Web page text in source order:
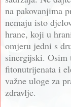
na pakovanjima
nemaju isto
hrane, koji u
omjeru jedni s
sinergijski. Osim
fitonutrijenata i
važne uloge za
zdravlje.